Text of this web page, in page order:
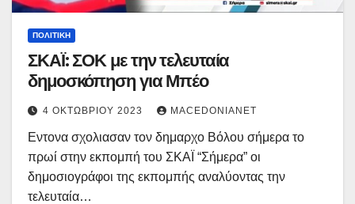
ΠΟΛΙΤΙΚΉ
ΣΚΑΪ: ΣΟΚ με την τελευταία
δημοσκόπηση για Μπέο
4 ΟΚΤΩΒΡΊΟΥ 2023 MACEDONIANET
Εντονα σχολιασαν τον δημαρχο Βόλου σήμερα το
πρωί στην εκπομπή του ΣΚΑΪ “Σήμερα” οι
δημοσιογράφοι της εκπομπής αναλύοντας την
τελευταία…